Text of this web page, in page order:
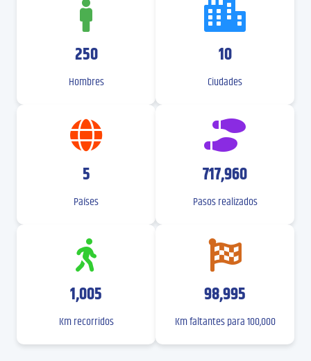
250
Hombres
10
Ciudades
5
Países
717,960
Pasos realizados
1,005
Km recorridos
98,995
Km faltantes para 100,000